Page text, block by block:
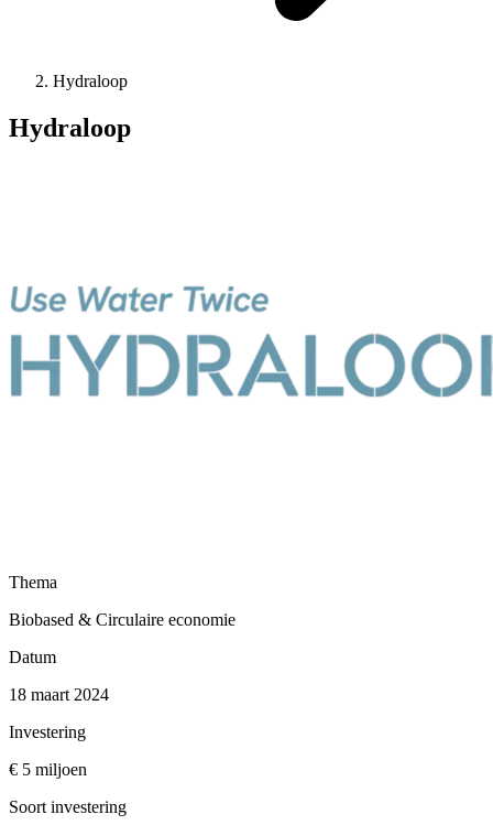
Hydraloop
Hydraloop
Thema
Biobased & Circulaire economie
Datum
18 maart 2024
Investering
€ 5 miljoen
Soort investering